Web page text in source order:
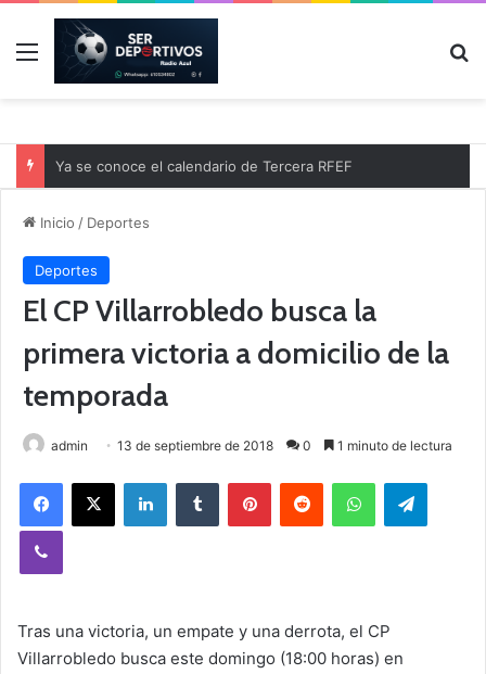
Menú
Ya se conoce el calendario de Tercera RFEF
Inicio / Deportes
Deportes
El CP Villarrobledo busca la
primera victoria a domicilio de la
temporada
admin 13 de septiembre de 2018 0 1 minuto de lectura
Tras una victoria, un empate y una derrota, el CP
Villarrobledo busca este domingo (18:00 horas) en